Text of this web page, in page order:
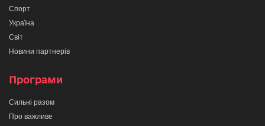
Спорт
Україна
Світ
Новини партнерів
Програми
Сильні разом
Про важливе